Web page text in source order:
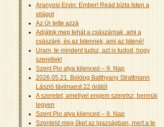
Aranyosi Ervin: Ember! Reád bízta Isten a
világot
Az Úr tette azzá
Adjátok meg tehát a császárnak, ami a
császáré, és az Istennek, ami az Istené!
Uram, te mindent tudsz, azt is tudod, hogy
szeretlek!
Szent Pio atya kilenced – 9. Nap
2026.05.21. Boldog Batthyany Strattmann
László távimaest 22 órától
A szeretet, amellyel engem szeretsz, bennük
legyen
Szent Pio atya kilenced – 8. Nap
Szenteld meg őket az igazságban, mert a te